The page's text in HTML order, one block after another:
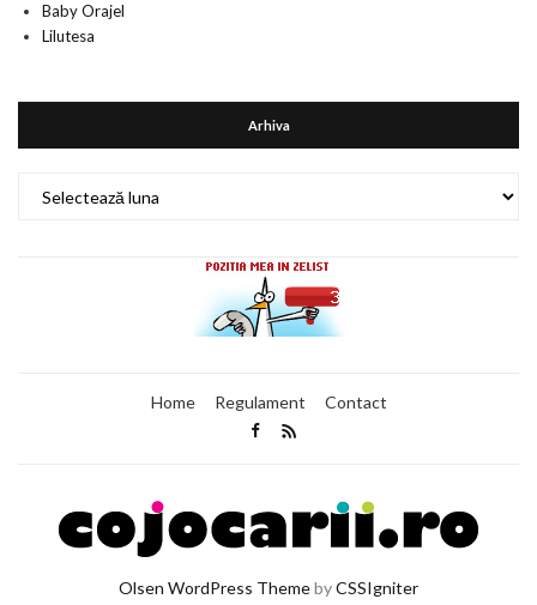
Baby Orajel
Lilutesa
Arhiva
Home Regulament Contact
Olsen WordPress ThemebyCSSIgniter